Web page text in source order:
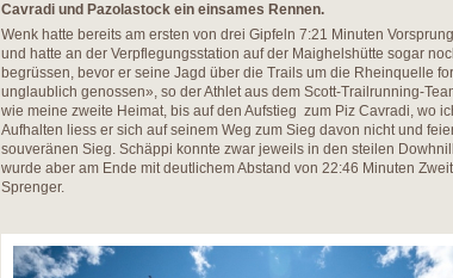
Cavradi und Pazolastock ein einsames Rennen.
Wenk hatte bereits am ersten von drei Gipfeln 7:21 Minuten
und hatte an der Verpflegungsstation auf der Maighelshütte sogar
begrüssen, bevor er seine Jagd über die Trails um die Rheinquelle
unglaublich genossen», so der Athlet aus dem Scott-Trailrunning-
wie meine zweite Heimat, bis auf den Aufstieg zum Piz Cavradi, wo
Aufhalten liess er sich auf seinem Weg zum Sieg davon nicht und
souveränen Sieg. Schäppi konnte zwar jeweils in den steilen
wurde aber am Ende mit deutlichem Abstand von 22:46 Minuten
Sprenger.